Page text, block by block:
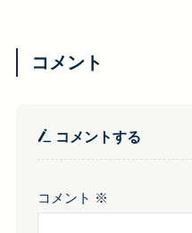
コメント
コメントする
コメント ※